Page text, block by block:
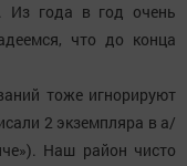
Из года в год очень
что до конца
тоже игнорируют
2 экземпляра в а/
Наш район чисто